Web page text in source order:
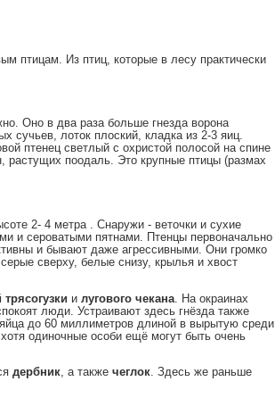
птицам. Из птиц, которые в лесу практически
Оно в два раза больше гнезда ворона
сучьев, лоток плоский, кладка из 2-3 яиц.
птенец светлый с охристой полосой на спине
растущих поодаль. Это крупные птицы (размах
2- 4 метра. Снаружи - веточки и сухие
и сероватыми пятнами. Птенцы первоначально
и бывают даже агрессивными. Они громко
сверху, белые снизу, крылья и хвост
и лугового чекана. На окраинах
люди. Устраивают здесь гнёзда также
до 60 миллиметровдлиной в вырытую среди
хотя одиночные особи ещё могут быть очень
дербник, а также чеглок. Здесь же раньше